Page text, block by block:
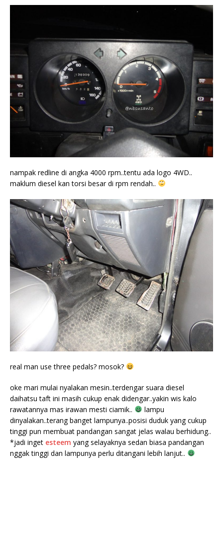
nampak redline di angka 4000 rpm..tentu ada logo 4WD..
maklum diesel kan torsi besar di rpm rendah..
real man use three pedals? mosok?
oke mari mulai nyalakan mesin..terdengar suara diesel
daihatsu taft ini masih cukup enak didengar..yakin wis kalo
rawatannya mas irawan mesti ciamik..
lampu
dinyalakan..terang banget lampunya..posisi duduk yang cukup
tinggi pun membuat pandangan sangat jelas walau berhidung..
*jadi inget esteem yang selayaknya sedan biasa pandangan
nggak tinggi dan lampunya perlu ditangani lebih lanjut..